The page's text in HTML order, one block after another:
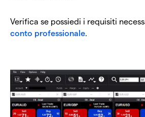
Verifica se possiedi i requisiti
conto professionale.